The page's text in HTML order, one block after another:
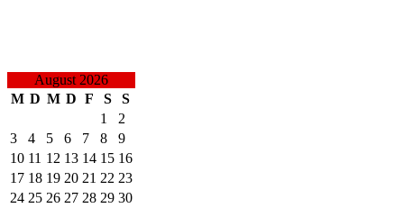
August 2026
M D M D F S
S
1
2
3
4 5 6 7 8
9
10 11 12 13 14 15 16
17 18 19 20 21 22 23
24 25 26 27 28 29 30